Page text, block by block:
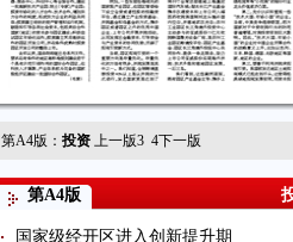
第A4版： 投资 上一版3 4下一版
第A4版
国家级经开区进入创新提升期